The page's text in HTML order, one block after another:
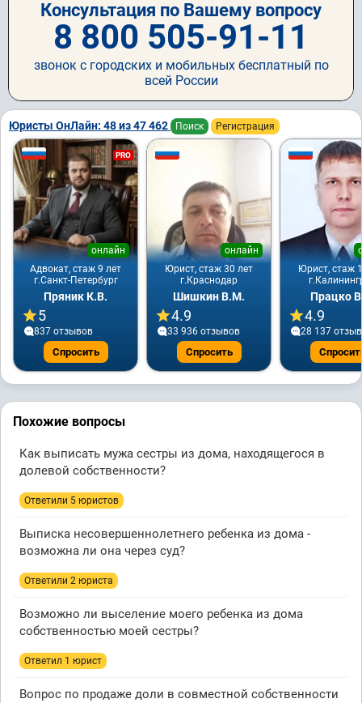
Консультация по Вашему вопросу
8 800 505-91-11
звонок с городских и мобильных бесплатный по
всей России
Юристы ОнЛайн: 48 из 47 462 Поиск Регистрация
PRO
Адвокат, стаж 9 лет
онлайн
г.Санкт-Петербург
Пряник К.В.
5
837 отзывов
Спросить
Юрист, стаж 30 лет
онлайн
г.Краснодар
Шишкин В.М.
4.9
33 936 отзывов
Спросить
Юрист, стаж
Працко
4.9
28 137
Похожие вопросы
Как выписать мужа сестры из дома, находящегося в
долевой собственности?
Ответили 5 юристов
Выписка несовершеннолетнего ребенка из дома -
возможна ли она через суд?
Ответили 2 юристa
Возможно ли выселение моего ребенка из дома
собственностью моей сестры?
Ответил 1 юрист
Вопрос по продаже доли в совместной собственности